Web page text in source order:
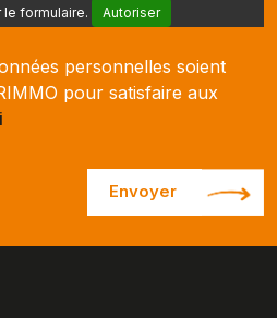
formulaire.
Autoriser
personnelles soient
pour satisfaire aux
Envoyer